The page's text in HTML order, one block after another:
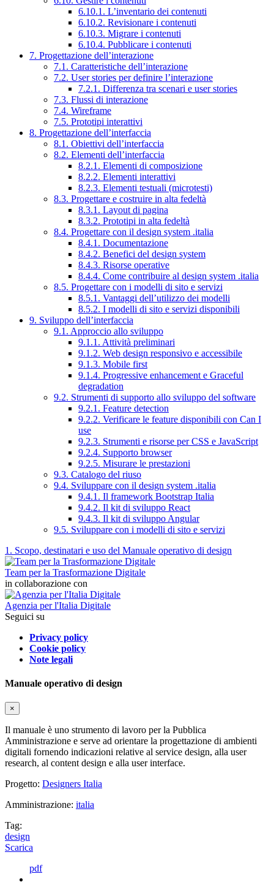
6.10.1. L’inventario dei contenuti
6.10.2. Revisionare i contenuti
6.10.3. Migrare i contenuti
6.10.4. Pubblicare i contenuti
7. Progettazione dell’interazione
7.1. Caratteristiche dell’interazione
7.2. User stories per definire l’interazione
7.2.1. Differenza tra scenari e user stories
7.3. Flussi di interazione
7.4. Wireframe
7.5. Prototipi interattivi
8. Progettazione dell’interfaccia
8.1. Obiettivi dell’interfaccia
8.2. Elementi dell’interfaccia
8.2.1. Elementi di composizione
8.2.2. Elementi interattivi
8.2.3. Elementi testuali (microtesti)
8.3. Progettare e costruire in alta fedeltà
8.3.1. Layout di pagina
8.3.2. Prototipi in alta fedeltà
8.4. Progettare con il design system .italia
8.4.1. Documentazione
8.4.2. Benefici del design system
8.4.3. Risorse operative
8.4.4. Come contribuire al design system .italia
8.5. Progettare con i modelli di sito e servizi
8.5.1. Vantaggi dell’utilizzo dei modelli
8.5.2. I modelli di sito e servizi disponibili
9. Sviluppo dell’interfaccia
9.1. Approccio allo sviluppo
9.1.1. Attività preliminari
9.1.2. Web design responsivo e accessibile
9.1.3. Mobile first
9.1.4. Progressive enhancement e Graceful
degradation
9.2. Strumenti di supporto allo sviluppo del software
9.2.1. Feature detection
9.2.2. Verificare le feature disponibili con Can I
use
9.2.3. Strumenti e risorse per CSS e JavaScript
9.2.4. Supporto browser
9.2.5. Misurare le prestazioni
9.3. Catalogo del riuso
9.4. Sviluppare con il design system .italia
9.4.1. Il framework Bootstrap Italia
9.4.2. Il kit di sviluppo React
9.4.3. Il kit di sviluppo Angular
9.5. Sviluppare con i modelli di sito e servizi
1. Scopo, destinatari e uso del Manuale operativo di design
Team per la Trasformazione Digitale
in collaborazione con
Agenzia per l'Italia Digitale
Seguici su
Privacy policy
Cookie policy
Note legali
Manuale operativo di design
×
Il manuale è uno strumento di lavoro per la Pubblica
Amministrazione e serve ad orientare la progettazione di ambienti
digitali fornendo indicazioni relative al service design, alla user
research, al content design e alla user interface.
Progetto: Designers Italia
Amministrazione: italia
Tag:
design
Scarica
pdf